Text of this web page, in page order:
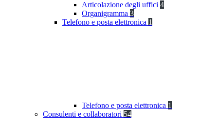
Articolazione degli uffici 4
Organigramma 3
Telefono e posta elettronica 1
Telefono e posta elettronica 1
Consulenti e collaboratori 54